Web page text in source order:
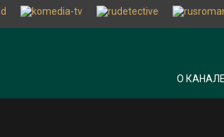
О КАНАЛЕ